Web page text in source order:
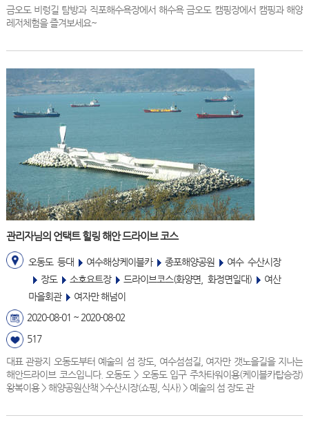
금오도 비렁길 탐방과 직포해수욕장에서 해수욕 금오도 캠핑장에서 캠핑과 해양
레저체험을 즐겨보세요~
관리자님의 언택트 힐링 해안 드라이브 코스
오동도 등대 여수해상케이블카 종포해양공원
여수 수산시장
장도
소호요트장 드라이브코스(화양면, 화정면일대)
여산
마을회관
여자만 해넘이
2020-08-01 ~ 2020-08-02
517
대표 관광지 오동도부터 예술의 섬 장도, 여수섬섬길, 여자만 갯노을길을 지나는
해안드라이브 코스입니다. 오동도 > 오동도 입구 주차타워이용(케이블카탑승장)
왕복이용 > 해양공원산책 >수산시장(쇼핑, 식사) > 예술의 섬 장도 관